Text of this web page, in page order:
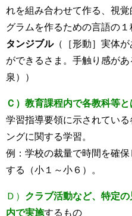
れを組み合わせて作る、視
グラムを作るための言語の１
タンジブル（［形動］実体
ができるさま。手触り感が
泉））
Ｃ）教育課程内で各教科等
学習指導要領に示されてい
ングに関する学習。
例：学校の裁量で時間を確
する（小１～小６）。
Ｄ） クラブ活動など、特定
内で実施するもの